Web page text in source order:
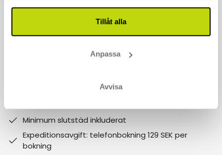
Tillåt alla
Anpassa
Avvisa
Måndag - Fredag: 9 - 17
Varför boka med Risskov Bilsemester? Spara mer!
Minimum slutstäd inkluderat
Expeditionsavgift: telefonbokning 129 SEK per
bokning
Follow us on social media